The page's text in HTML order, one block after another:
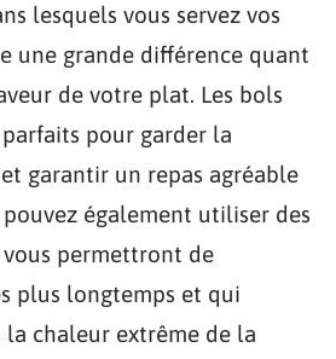
lesquels vous servez vos
une grande différence quant
de votre plat. Les bols
pour garder la
garantir un repas agréable
également utiliser des
permettront de
plus longtemps et qui
la chaleur extrême de la